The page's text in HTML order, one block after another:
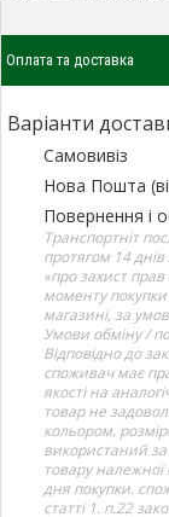
Оплата та доставка
Варіанти
Самовивіз
Нова Пошта
Повернення і
Транспортніт
протягом 14
«про захист
моменту
магазині, за
Умови обміну /
Відповідно до
споживач має
якості на
товар не
кольором,
використаний
товару
дня покупки.
статті 1. п.22